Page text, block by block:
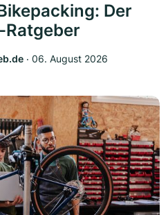
Der
‧ 06. August 2026